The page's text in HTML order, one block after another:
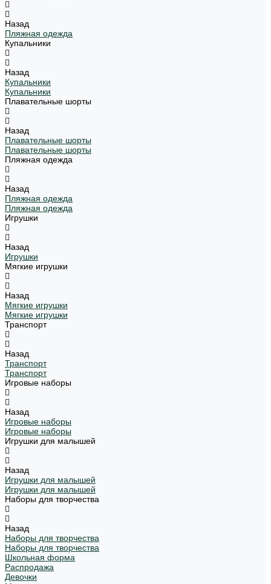
Назад
Пляжная одежда
Купальники
Назад
Купальники
Купальники
Плавательные шорты
Назад
Плавательные шорты
Плавательные шорты
Пляжная одежда
Назад
Пляжная одежда
Пляжная одежда
Игрушки
Назад
Игрушки
Мягкие игрушки
Назад
Мягкие игрушки
Мягкие игрушки
Транспорт
Назад
Транспорт
Транспорт
Игровые наборы
Назад
Игровые наборы
Игровые наборы
Игрушки для малышей
Назад
Игрушки для малышей
Игрушки для малышей
Наборы для творчества
Назад
Наборы для творчества
Наборы для творчества
Школьная форма
Распродажа
Девочки